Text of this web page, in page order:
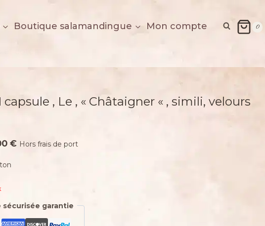
Boutique salamandingue Mon compte 0
capsule , Le , « Châtaigner « , simili, velours
€Le
Hors frais de port
sécurisée garantie